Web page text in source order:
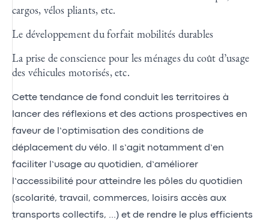
cargos, vélos pliants, etc.
Le développement du forfait mobilités durables
La prise de conscience pour les ménages du coût d’usage
des véhicules motorisés, etc.
Cette tendance de fond conduit les territoires à
lancer des réflexions et des actions prospectives en
faveur de l’optimisation des conditions de
déplacement du vélo. Il s’agit notamment d’en
faciliter l’usage au quotidien, d’améliorer
l’accessibilité pour atteindre les pôles du quotidien
(scolarité, travail, commerces, loisirs accès aux
transports collectifs, …) et de rendre le plus efficients